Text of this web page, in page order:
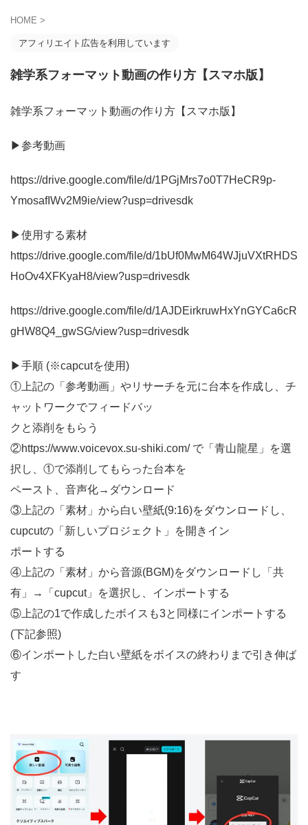
HOME >
アフィリエイト広告を利用しています
雑学系フォーマット動画の作り方【スマホ版】
雑学系フォーマット動画の作り方【スマホ版】
▶︎参考動画
https://drive.google.com/file/d/1PGjMrs7o0T7HeCR9p-
YmosafIWv2M9ie/view?usp=drivesdk
▶︎使用する素材
https://drive.google.com/file/d/1bUf0MwM64WJjuVXtRHDS
HoOv4XFKyaH8/view?usp=drivesdk
https://drive.google.com/file/d/1AJDEirkruwHxYnGYCa6cR
gHW8Q4_gwSG/view?usp=drivesdk
▶︎手順 (※capcutを使用)
①上記の「参考動画」やリサーチを元に台本を作成し、チ
ャットワークでフィードバッ
クと添削をもらう
②https://www.voicevox.su-shiki.com/ で「青山龍星」を選
択し、①で添削してもらった台本を
ペースト、音声化→ダウンロード
③上記の「素材」から白い壁紙(9:16)をダウンロードし、
cupcutの「新しいプロジェクト」を開きイン
ポートする
④上記の「素材」から音源(BGM)をダウンロードし「共
有」→「cupcut」を選択し、インポートする
⑤上記の1で作成したボイスも3と同様にインポートする
(下記参照)
⑥インポートした白い壁紙をボイスの終わりまで引き伸ば
す